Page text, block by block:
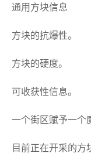
通用方块信息
方块的抗爆性。
方块的硬度。
可收获性信息。
一个街区赋予一个
目前正在开采的方